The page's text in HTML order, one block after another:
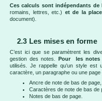
Ces calculs sont indépendants de
romains, lettres, etc.) et de la place
document).
2.3 Les mises en forme
C’est ici que se paramètrent les
gestion des notes.
Pour les notes
utilisés. Je rappelle qu’un style est
caractère, un paragraphe ou une
Ancre de note de bas de page,
Caractères de note de bas de
Notes de bas de page.